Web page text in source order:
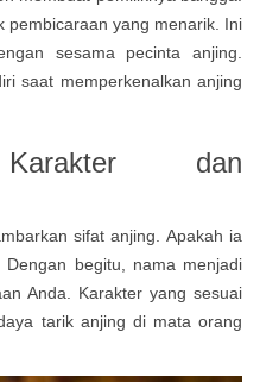
pembicaraan yang menarik. Ini
sesama pecinta anjing.
saat memperkenalkan anjing
Karakter dan
sifat anjing. Apakah ia
begitu, nama menjadi
Anda. Karakter yang sesuai
tarik anjing di mata orang